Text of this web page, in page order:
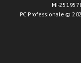
MI-
PC Professionale ©